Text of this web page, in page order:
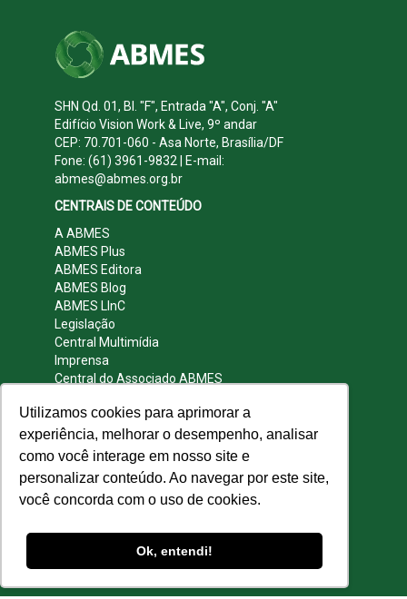
Utilizamos cookies para aprimorar a
experiência, melhorar o desempenho, analisar
como você interage em nosso site e
personalizar conteúdo. Ao navegar por este site,
você concorda com o uso de cookies.
Ok, entendi!
SHN Qd. 01, Bl. "F", Entrada "A", Conj. "A"
Edifício Vision Work & Live, 9º andar
CEP: 70.701-060 - Asa Norte, Brasília/DF
Fone: (61) 3961-9832 | E-mail:
abmes@abmes.org.br
CENTRAIS DE CONTEÚDO
A ABMES
ABMES Plus
ABMES Editora
ABMES Blog
ABMES LInC
Legislação
Central Multimídia
Imprensa
Central do Associado ABMES
reservados.